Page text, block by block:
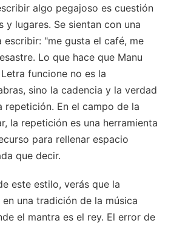
algo pegajoso es cuestión
y lugares. Se sientan con una
escribir: "me gusta el café, me
Lo que hace que Manu
funcione no es la
sino la cadencia y la verdad
repetición. En el campo de la
la repetición es una herramienta
para rellenar espacio
que decir.
este estilo, verás que la
una tradición de la música
el mantra es el rey. El error de